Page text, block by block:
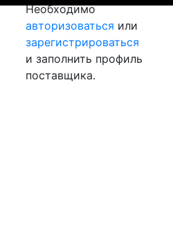
Необходимо
авторизоваться или
зарегистрироваться
и заполнить профиль
поставщика.